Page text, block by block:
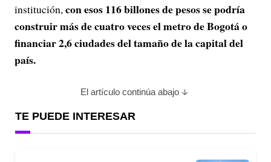
institución, con esos 116 billones de pesos se podría
construir más de cuatro veces el metro de Bogotá o
financiar 2,6 ciudades del tamaño de la capital del
país.
El artículo continúa abajo
TE PUEDE INTERESAR